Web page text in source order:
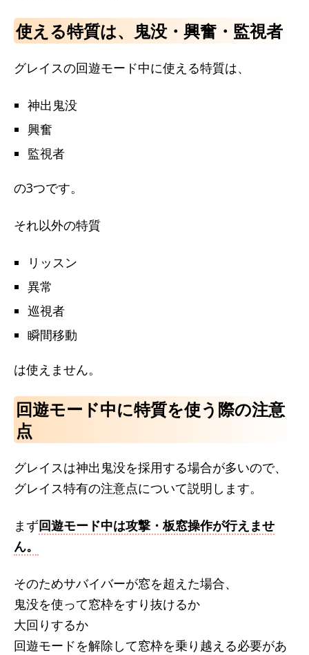
使える特質は、鬼没・興奮・監視者
グレイスの回遊モード中に使える特質は、
神出鬼没
興奮
監視者
の3つです。
それ以外の特質
リッスン
異常
巡視者
瞬間移動
は使えません。
回遊モード中に特質を使う際の注意
点
グレイスは神出鬼没を採用する場合が多いので、
グレイス特有の注意点について説明します。
まず回遊モード中は攻撃・板窓操作が行えませ
ん。
そのためサバイバーが窓を超えた場合、
鬼没を使って窓枠をすり抜けるか
大回りするか
回遊モードを解除して窓枠を乗り越える必要があ